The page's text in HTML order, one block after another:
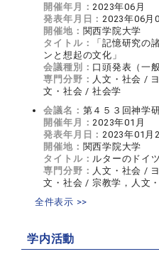
開催年月：2023年06月
発表年月日：2023年06月
開催地： 関西学院大学
タイトル：
「記憶研究
ンと想起の文化」
会議種別： 口頭発表（一般
専門分野： 人文・社会 /
文・社会 / 社会学
会議名： 第４５３回神学
開催年月：2023年01月
発表年月日：2023年01月
開催地： 関西学院大学
タイトル： ルターのドイ
専門分野： 人文・社会 /
文・社会 / 宗教学，人文
全件表示 >>
学内活動